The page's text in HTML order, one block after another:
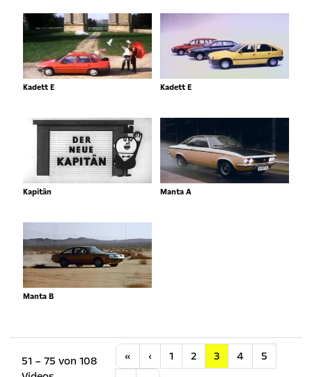
Kadett E Kadett E
Kapitän Manta A
Manta B
51 – 75 von 108
«Anfang
‹Vorherige
1 2 3 4
5